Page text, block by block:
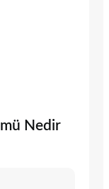
Nedir